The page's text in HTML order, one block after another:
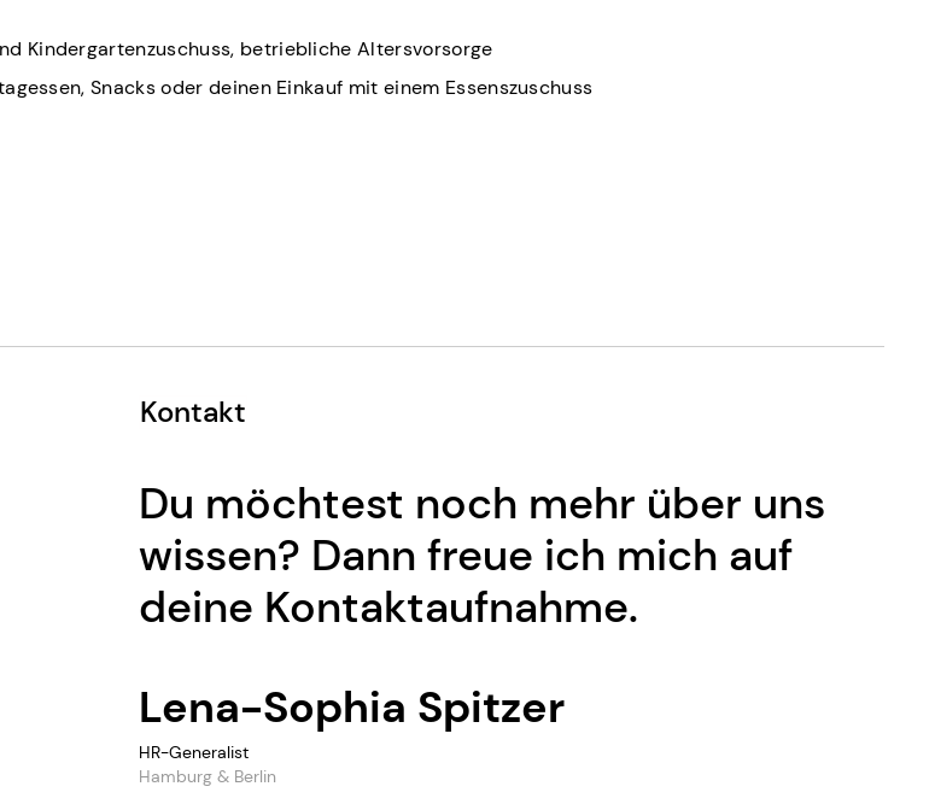
Kindergartenzuschuss, betriebliche Altersvorsorge
Snacks oder deinen Einkauf mit einem Essenszuschuss
Kontakt
Du möchtest noch mehr über uns
wissen? Dann freue ich mich auf
deine Kontaktaufnahme.
Lena-Sophia Spitzer
HR-Generalist
Hamburg & Berlin